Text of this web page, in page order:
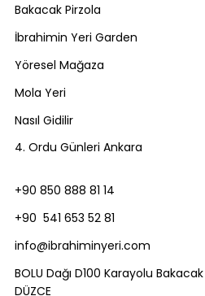
Bakacak Pirzola
İbrahimin Yeri Garden
Yöresel Mağaza
Mola Yeri
Nasıl Gidilir
4. Ordu Günleri Ankara
+90 850 888 81 14
+90 541 653 52 81
info@ibrahiminyeri.com
BOLU Dağı D100 Karayolu
DÜZCE